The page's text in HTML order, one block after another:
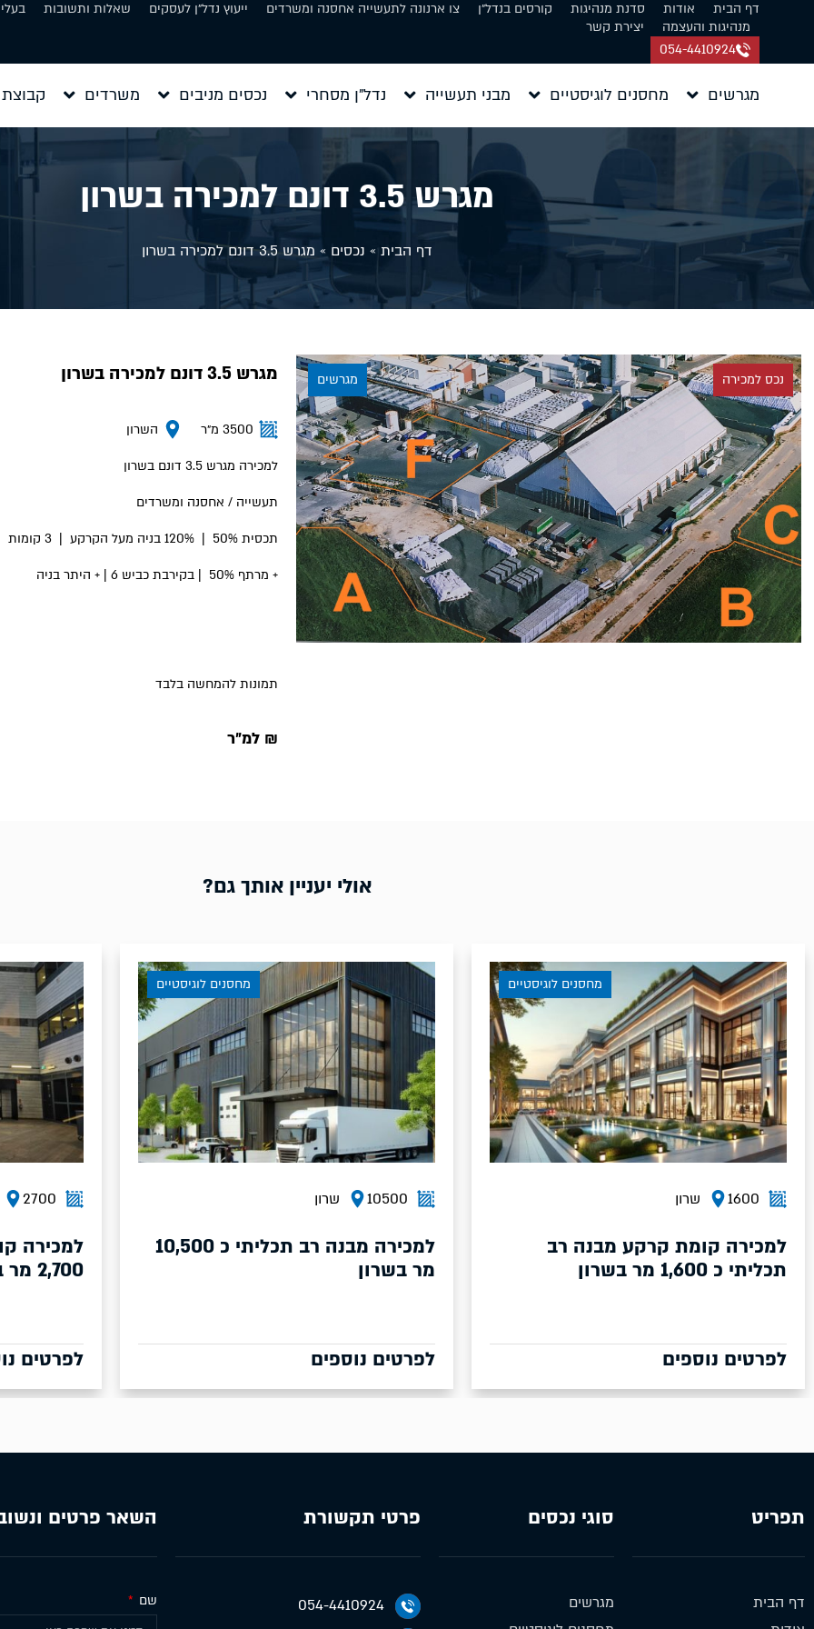
דף הבית אודות סדנת מנהיגות קורסים בנדל״ן צו ארנונה לתעשייה אחסנה ומשרדים ייעוץ נדל״ן לעסקים שאלות ותשובות
מנהיגות והעצמה
יצירת קשר
054-4410924
מגרשים מחסנים לוגיסטיים מבני תעשייה נדל״ן מסחרי נכסים מניבים משרדים
מגרש 3.5 דונם למכירה בשרון
דף הבית » נכסים » מגרש 3.5 דונם למכירה בשרון
מגרשים נכס למכירה מגרש 3.5 דונם למכירה בשרון
3500 מ״ר השרון
למכירה מגרש 3.5 דונם בשרון
תעשייה / אחסנה ומשרדים
תכסית 50% | 120% בניה מעל הקרקע | 3 קומות
+ מרתף 50% | בקירבת כביש 6 | + היתר בניה
תמונות להמחשה בלבד
₪ למ״ר
אולי יעניין אותך גם?
רב
לוגיסטיים
למכירה מבנה רב תכליתי כ 10,500
מר בשרון
מחסנים לוגיסטיים
למכירה קומה במבנה רב תכליתי כ
מחסנים לוגיסטיים
תפריט
דף הבית
סוגי נכסים
מגרשים
פרטי תקשורת
054-4410924
השאר פרטים
שם